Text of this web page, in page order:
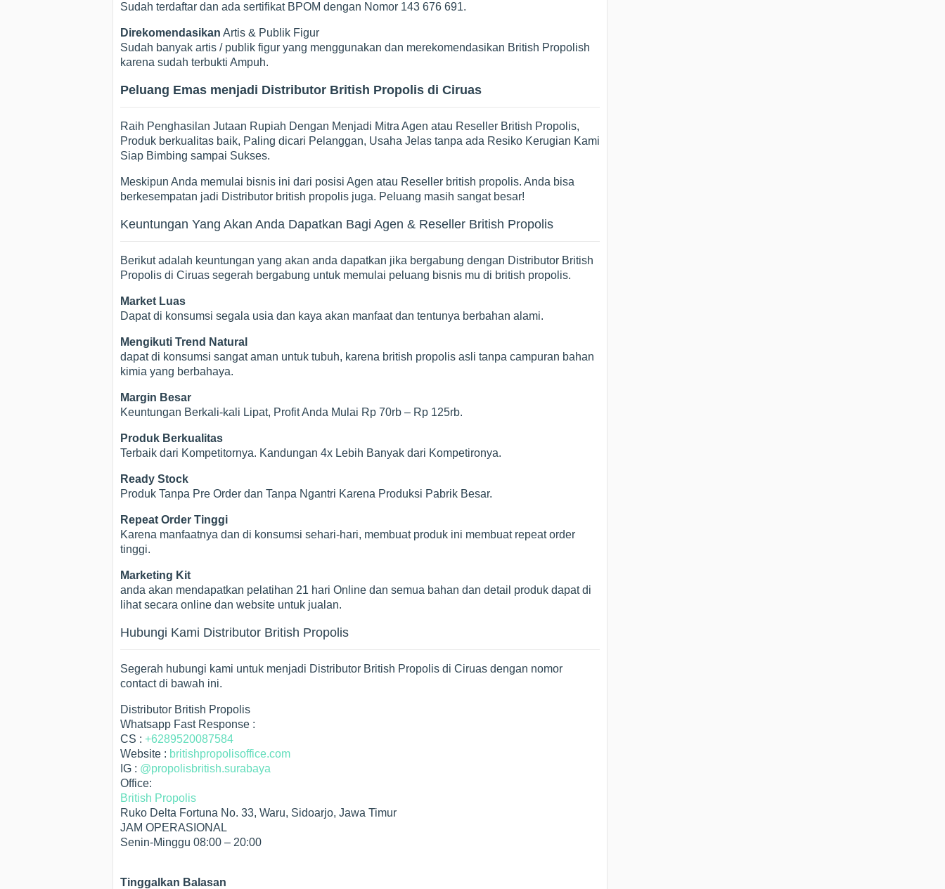
Sudah terdaftar dan ada sertifikat BPOM dengan Nomor 143 676 691.
Direkomendasikan Artis & Publik Figur
Sudah banyak artis / publik figur yang menggunakan dan merekomendasikan British Propolish
karena sudah terbukti Ampuh.
Peluang Emas menjadi Distributor British Propolis di Ciruas
Raih Penghasilan Jutaan Rupiah Dengan Menjadi Mitra Agen atau Reseller British Propolis,
Produk berkualitas baik, Paling dicari Pelanggan, Usaha Jelas tanpa ada Resiko Kerugian Kami
Siap Bimbing sampai Sukses.
Meskipun Anda memulai bisnis ini dari posisi Agen atau Reseller british propolis. Anda bisa
berkesempatan jadi Distributor british propolis juga. Peluang masih sangat besar!
Keuntungan Yang Akan Anda Dapatkan Bagi Agen & Reseller British Propolis
Berikut adalah keuntungan yang akan anda dapatkan jika bergabung dengan Distributor British
Propolis di Ciruas segerah bergabung untuk memulai peluang bisnis mu di british propolis.
Market Luas
Dapat di konsumsi segala usia dan kaya akan manfaat dan tentunya berbahan alami.
Mengikuti Trend Natural
dapat di konsumsi sangat aman untuk tubuh, karena british propolis asli tanpa campuran bahan
kimia yang berbahaya.
Margin Besar
Keuntungan Berkali-kali Lipat, Profit Anda Mulai Rp 70rb – Rp 125rb.
Produk Berkualitas
Terbaik dari Kompetitornya. Kandungan 4x Lebih Banyak dari Kompetironya.
Ready Stock
Produk Tanpa Pre Order dan Tanpa Ngantri Karena Produksi Pabrik Besar.
Repeat Order Tinggi
Karena manfaatnya dan di konsumsi sehari-hari, membuat produk ini membuat repeat order
tinggi.
Marketing Kit
anda akan mendapatkan pelatihan 21 hari Online dan semua bahan dan detail produk dapat di
lihat secara online dan website untuk jualan.
Hubungi Kami Distributor British Propolis
Segerah hubungi kami untuk menjadi Distributor British Propolis di Ciruas dengan nomor
contact di bawah ini.
Distributor British Propolis
Whatsapp Fast Response :
CS : +6289520087584
Website : britishpropolisoffice.com
IG : @propolisbritish.surabaya
Office:
British Propolis
Ruko Delta Fortuna No. 33, Waru, Sidoarjo, Jawa Timur
JAM OPERASIONAL
Senin-Minggu 08:00 – 20:00
Tinggalkan Balasan